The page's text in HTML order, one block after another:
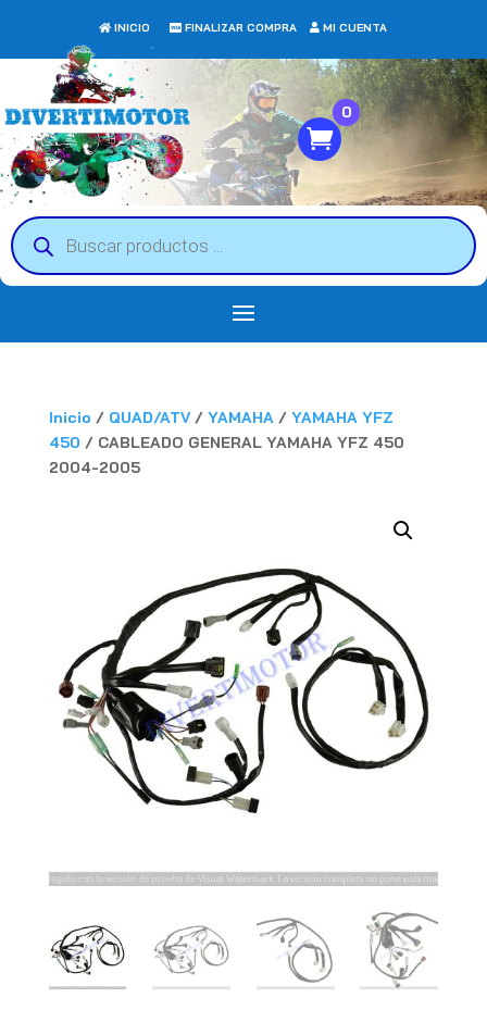
INICIO FINALIZAR COMPRA MI CUENTA
Búsqueda
de
productos
0
Inicio / QUAD/ATV/ YAMAHA/ YAMAHA YFZ
450 / CABLEADO GENERAL YAMAHA YFZ 450
2004-2005